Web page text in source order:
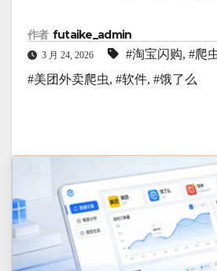
作者 futaike_admin
3 月 24, 2026 #淘宝闪购, #爬
#美团外卖爬虫, #软件, #饿了么